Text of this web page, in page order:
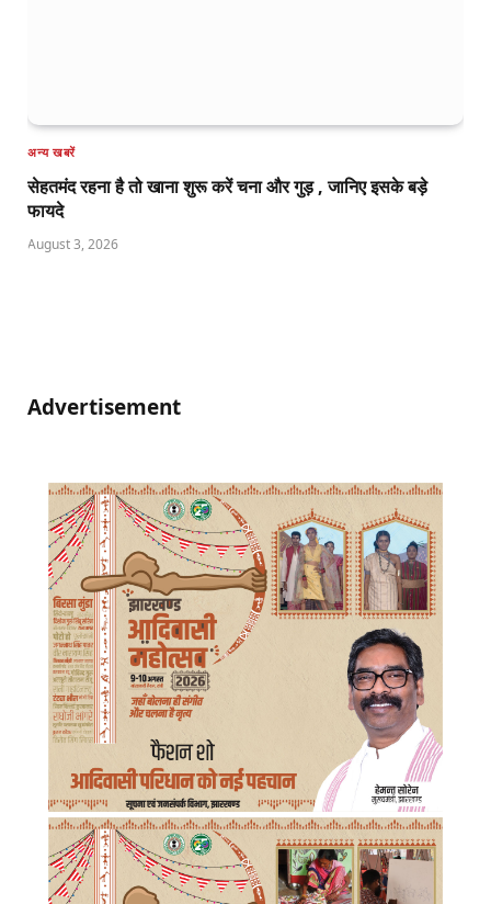
अन्य खबरें
सेहतमंद रहना है तो खाना शुरू करें चना और गुड़ , जानिए इसके बड़े
फायदे
August 3, 2026
Advertisement